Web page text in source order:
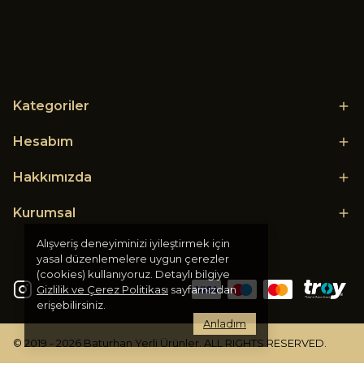
Alışveriş deneyiminizi iyileştirmek için
yasal düzenlemelere uygun çerezler
(cookies) kullanıyoruz. Detaylı bilgiye
Gizlilik ve Çerez Politikası sayfamızdan
erişebilirsiniz.
Anladım
Kategoriler
Hesabım
Hakkımızda
Kurumsal
© 2019 - 2026 Baturhan Yerli Ürünler. ALL RIGHTS RESERVED.